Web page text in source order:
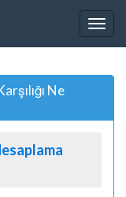
Ne